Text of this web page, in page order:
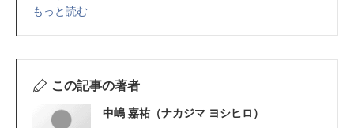
もっと読む
この記事の著者
中嶋 嘉祐（ナカジマ ヨシヒロ）